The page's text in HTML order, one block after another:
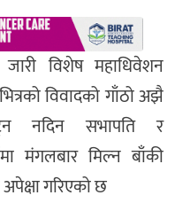
विशेष महाधिवेशन
विवादको गाँठो अझै
नदिन सभापति र
मंगलबार मिल्न बाँकी
गरिएको छ